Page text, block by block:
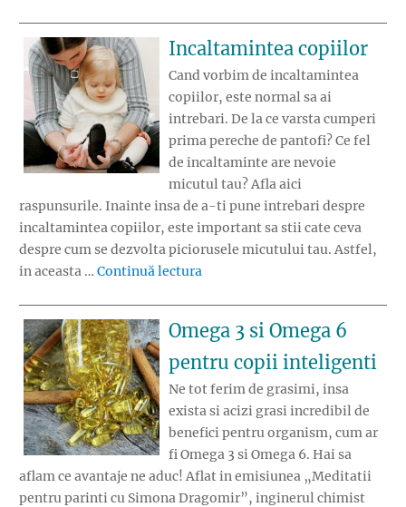
Incaltamintea copiilor
Cand vorbim de incaltamintea
copiilor, este normal sa ai
intrebari. De la ce varsta cumperi
prima pereche de pantofi? Ce fel
de incaltaminte are nevoie
micutul tau? Afla aici
raspunsurile. Inainte insa de a-ti pune intrebari despre
incaltamintea copiilor, este important sa stii cate ceva
despre cum se dezvolta piciorusele micutului tau. Astfel,
in aceasta … Continuă lectura
Omega 3 si Omega 6
pentru copii inteligenti
Ne tot ferim de grasimi, insa
exista si acizi grasi incredibil de
benefici pentru organism, cum ar
fi Omega 3 si Omega 6. Hai sa
aflam ce avantaje ne aduc! Aflat in emisiunea „Meditatii
pentru parinti cu Simona Dragomir”, inginerul chimist